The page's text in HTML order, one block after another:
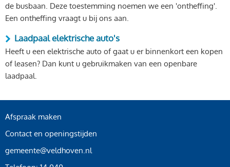
de busbaan. Deze toestemming noemen we een 'ontheffing'.
Een ontheffing vraagt u bij ons aan.
Laadpaal elektrische auto's
Heeft u een elektrische auto of gaat u er binnenkort een kopen
of leasen? Dan kunt u gebruikmaken van een openbare
laadpaal.
Afspraak maken
Contact en openingstijden
gemeente@veldhoven.nl